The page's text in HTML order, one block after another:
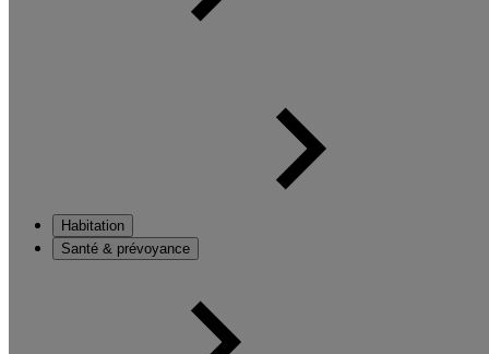
Habitation
Santé & prévoyance